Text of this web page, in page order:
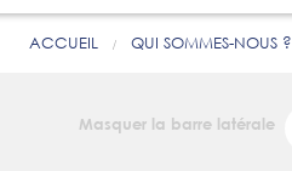
ACCUEIL QUI SOMMES-NOUS ?
Masquer la barre latérale